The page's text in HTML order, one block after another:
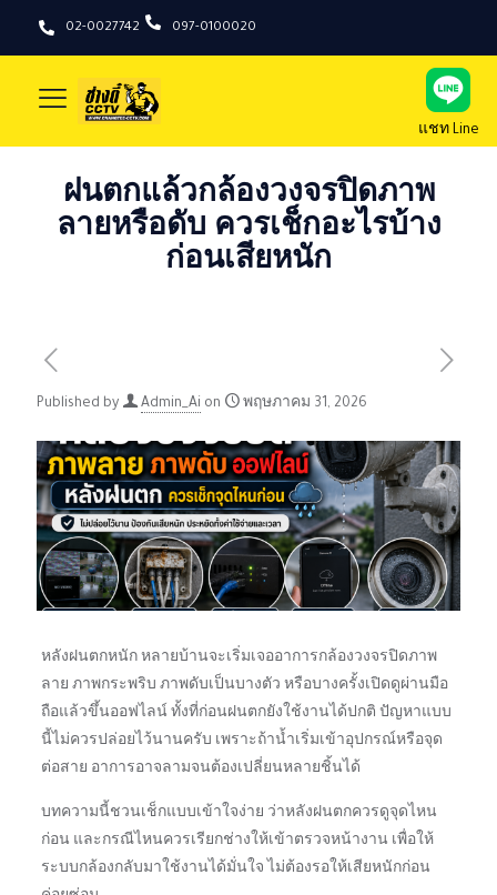
02-0027742 097-0100020
แชท Line
ฝนตกแล้วกล้องวงจรปิดภาพ
ลายหรือดับ ควรเช็กอะไรบ้าง
ก่อนเสียหนัก
Published by Admin_Ai on พฤษภาคม 31, 2026
หลังฝนตกหนัก หลายบ้านจะเริ่มเจออาการกล้องวงจรปิดภาพ
ลาย ภาพกระพริบ ภาพดับเป็นบางตัว หรือบางครั้งเปิดดูผ่านมือ
ถือแล้วขึ้นออฟไลน์ ทั้งที่ก่อนฝนตกยังใช้งานได้ปกติ ปัญหาแบบ
นี้ไม่ควรปล่อยไว้นานครับ เพราะถ้าน้ำเริ่มเข้าอุปกรณ์หรือจุด
ต่อสาย อาการอาจลามจนต้องเปลี่ยนหลายชิ้นได้
บทความนี้ชวนเช็กแบบเข้าใจง่าย ว่าหลังฝนตกควรดูจุดไหน
ก่อน และกรณีไหนควรเรียกช่างให้เข้าตรวจหน้างาน เพื่อให้
ระบบกล้องกลับมาใช้งานได้มั่นใจ ไม่ต้องรอให้เสียหนักก่อน